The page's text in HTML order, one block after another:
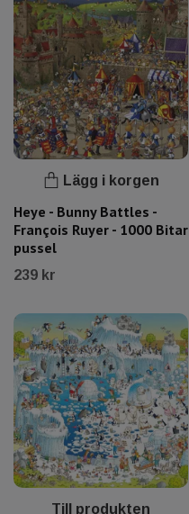
Lägg i korgen
Heye - Bunny Battles -
François Ruyer - 1000 Bitar
pussel
239 kr
Till produkten